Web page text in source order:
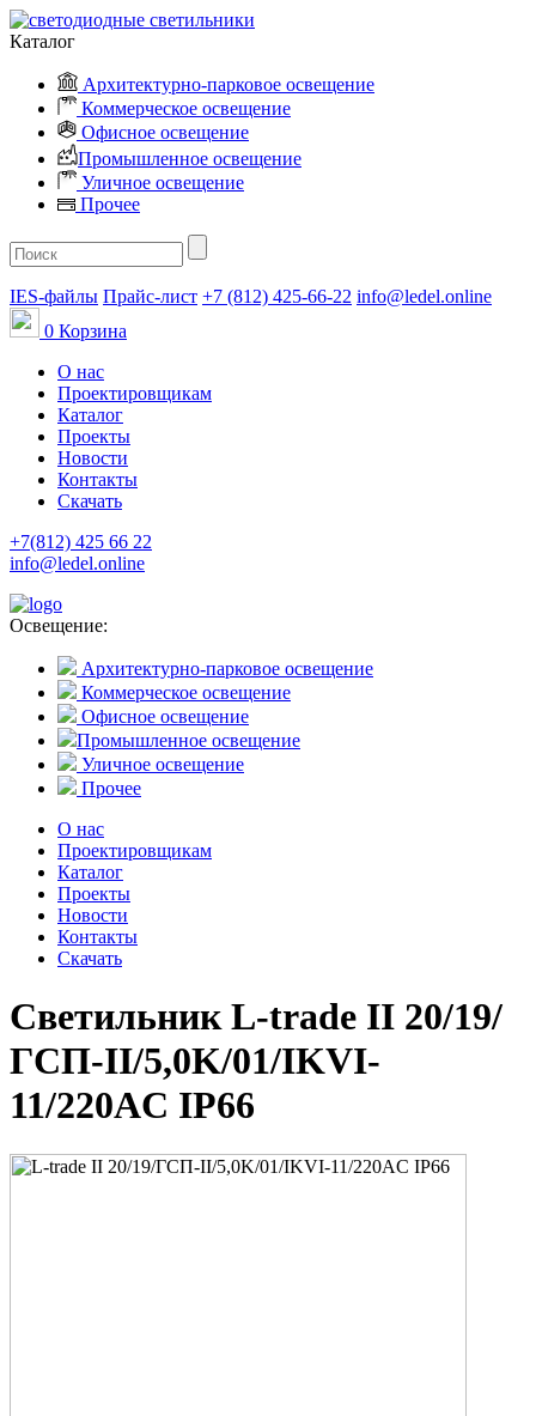
Каталог
Архитектурно-парковое освещение
Коммерческое освещение
Офисное освещение
Промышленное освещение
Уличное освещение
Прочее
IES-файлы Прайс-лист +7 (812) 425-66-22 info@ledel.online
0 Корзина
О нас
Проектировщикам
Каталог
Проекты
Новости
Контакты
Скачать
+7(812) 425 66 22
info@ledel.online
Освещение:
Архитектурно-парковое освещение
Коммерческое освещение
Офисное освещение
Промышленное освещение
Уличное освещение
Прочее
О нас
Проектировщикам
Каталог
Проекты
Новости
Контакты
Скачать
Светильник L-trade II 20/19/
ГСП-II/5,0K/01/IKVI-
11/220AC IP66